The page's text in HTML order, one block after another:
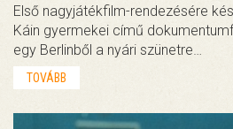
Első nagyjátékfilm-rendezésére
Káin gyermekei című
egy Berlinből a nyári szünetre…
TOVÁBB